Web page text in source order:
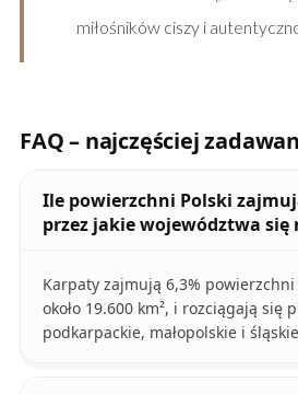
miłośników ciszy i
FAQ – najczęściej
Ile powierzchni Polski
przez jakie województwa się
Karpaty zajmują 6,3%
około 19.600 km², i rozciągają się
podkarpackie, małopolskie i